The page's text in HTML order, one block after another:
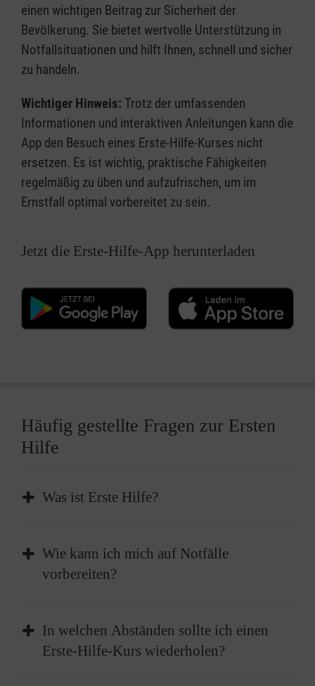
einen wichtigen Beitrag zur Sicherheit der
Bevölkerung. Sie bietet wertvolle Unterstützung in
Notfallsituationen und hilft Ihnen, schnell und sicher
zu handeln.
Wichtiger Hinweis: Trotz der umfassenden
Informationen und interaktiven Anleitungen kann die
App den Besuch eines Erste-Hilfe-Kurses nicht
ersetzen. Es ist wichtig, praktische Fähigkeiten
regelmäßig zu üben und aufzufrischen, um im
Ernstfall optimal vorbereitet zu sein.
Jetzt die Erste-Hilfe-App herunterladen
Häufig gestellte Fragen zur Ersten
Hilfe
Was ist Erste Hilfe?
Erste Hilfe ist die sofortige und
vorübergehende Hilfe, die bei plötzlichen
erhalten oder bis professionelle medizinische
Hilfe eintrifft.
Wie kann ich mich auf Notfälle
vorbereiten?
Absolvieren Sie einen Erste-Hilfe-Kurs und
frischen diesen im besten Fall alle zwei Jahre
In welchen Abständen sollte ich einen
Erste-Hilfe-Kurs wiederholen?